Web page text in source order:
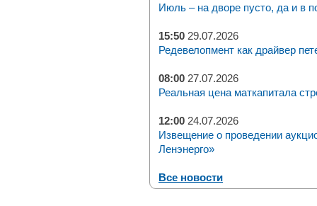
Июль – на дворе пусто, да и в
15:50 29.07.2026
Редевелопмент как драйвер
08:00 27.07.2026
Реальная цена маткапитала
12:00 24.07.2026
Извещение о проведении
Ленэнерго»
Все новости